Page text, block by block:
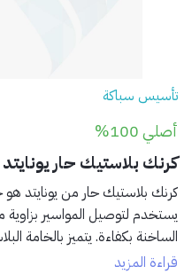
تأسيس سباكة
أصلي 100%
كرنك بلاستيك حار
كرنك بلاستيك حار من يونايتد هو
يستخدم لتوصيل المواسير
الساخنة بكفاءة. يتميز بالخامة
ويتوفر بعدة مقاسات لتناسب جميع
قراءة المزيد